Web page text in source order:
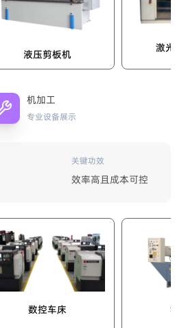
液压剪板机
激光自动切
机加工
专业设备展示
关键功效
效率高且成本可控
数控车床 数控磨床